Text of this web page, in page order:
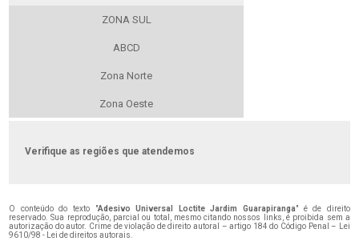
ZONA SUL
ABCD
Zona Norte
Zona Oeste
Verifique as regiões que atendemos
O conteúdo do texto "Adesivo Universal Loctite Jardim Guarapiranga" é de direito
reservado. Sua reprodução, parcial ou total, mesmo citando nossos links, é proibida sem a
autorização do autor. Crime de violação de direito autoral – artigo 184 do Código Penal – Lei
9610/98 - Lei de direitos autorais.